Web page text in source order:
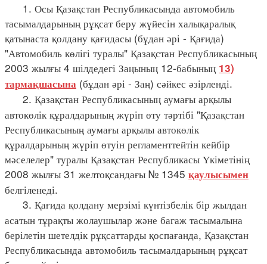
1. Осы Қазақстан Республикасында автомобиль
тасымалдарының рұқсат беру жүйесін халықаралық
қатынаста қолдану қағидасы (бұдан әрі - Қағида)
"Автомобиль көлігі туралы" Қазақстан Республикасының
2003 жылғы 4 шілдедегі Заңының 12-бабының 13)
тармақшасына (бұдан әрі - Заң) сәйкес әзірленді.
2. Қазақстан Республикасының аумағы арқылы
автокөлік құралдарының жүріп өту тәртібі "Қазақстан
Республикасының аумағы арқылы автокөлік
құралдарының жүріп өтуін регламенттейтін кейбір
мәселелер" туралы Қазақстан Республикасы Үкіметінің
2008 жылғы 31 желтоқсандағы № 1345 қаулысымен
белгіленеді.
3. Қағида қолдану мерзімі күнтізбелік бір жылдан
асатын тұрақты жолаушылар және багаж тасымалына
берілетін шетелдік рұқсаттарды қоспағанда, Қазақстан
Республикасында автомобиль тасымалдарының рұқсат